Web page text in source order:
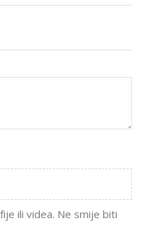
ili videa. Ne smije biti